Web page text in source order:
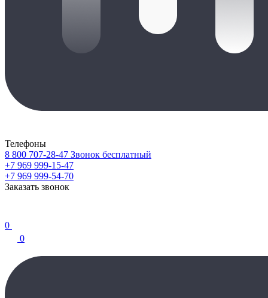
Телефоны
8 800 707-28-47 Звонок бесплатный
+7 969 999-15-47
+7 969 999-54-70
Заказать звонок
0
0